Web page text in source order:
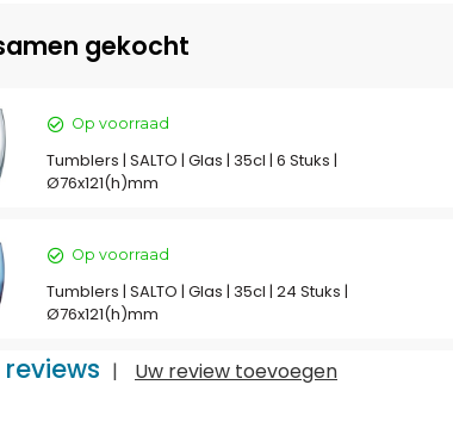
gekocht
Op voorraad
Tumblers | SALTO | Glas | 35cl | 6 Stuks |
Ø76x121(h)mm
Op voorraad
Tumblers | SALTO | Glas | 35cl | 24 Stuks |
Ø76x121(h)mm
| Uw review toevoegen